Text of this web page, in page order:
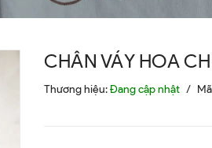
CHÂN VÁY HOA
Thương hiệu:Đang cập nhật /